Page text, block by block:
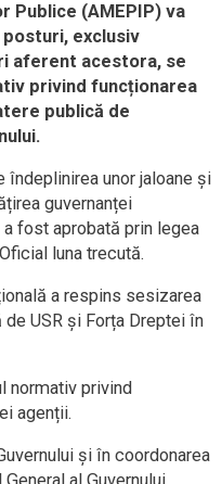
Publice (AMEPIP) va
posturi, exclusiv
aferent acestora, se
privind funcționarea
publică de
îndeplinirea unor jaloane și
guvernanței
fost aprobată prin legea
luna trecută.
a respins sesizarea
USR și Forța Dreptei în
normativ privind
agenții.
și în coordonarea